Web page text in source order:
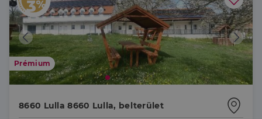
Prémium
8660 Lulla 8660 Lulla, belterület